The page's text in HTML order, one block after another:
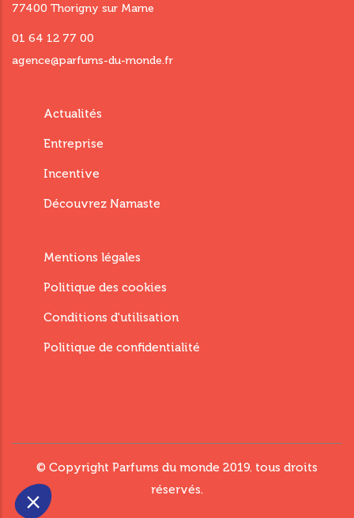
77400 Thorigny sur Marne
01 64 12 77 00
agence@parfums-du-monde.fr
Menu
third
Actualités
Entreprise
Incentive
Découvrez Namaste
Menu
Fourth
Mentions légales
Politique des cookies
Conditions d'utilisation
Politique de confidentialité
© Copyright Parfums du monde 2019. tous droits
réservés.